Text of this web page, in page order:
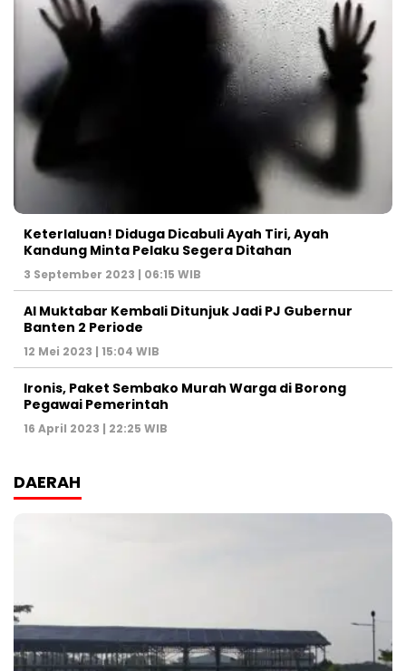
Keterlaluan! Diduga Dicabuli Ayah Tiri, Ayah
Kandung Minta Pelaku Segera Ditahan
3 September 2023 | 06:15 WIB
Al Muktabar Kembali Ditunjuk Jadi PJ Gubernur
Banten 2 Periode
12 Mei 2023 | 15:04 WIB
Ironis, Paket Sembako Murah Warga di Borong
Pegawai Pemerintah
16 April 2023 | 22:25 WIB
DAERAH